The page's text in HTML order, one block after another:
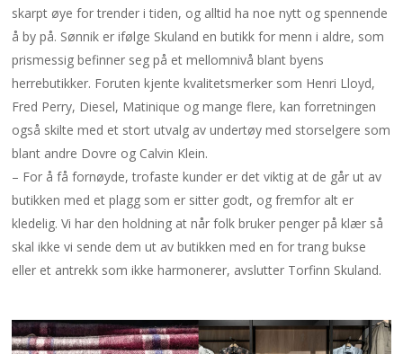
skarpt øye for trender i tiden, og alltid ha noe nytt og spennende
å by på. Sønnik er ifølge Skuland en butikk for menn i aldre, som
prismessig befinner seg på et mellomnivå blant byens
herrebutikker. Foruten kjente kvalitetsmerker som Henri Lloyd,
Fred Perry, Diesel, Matinique og mange flere, kan forretningen
også skilte med et stort utvalg av undertøy med storselgere som
blant andre Dovre og Calvin Klein.
– For å få fornøyde, trofaste kunder er det viktig at de går ut av
butikken med et plagg som er sitter godt, og fremfor alt er
kledelig. Vi har den holdning at når folk bruker penger på klær så
skal ikke vi sende dem ut av butikken med en for trang bukse
eller et antrekk som ikke harmonerer, avslutter Torfinn Skuland.